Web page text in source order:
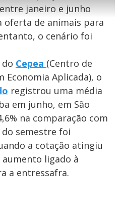
janeiro e junho
oferta de animais para
o cenário foi
Cepea (Centro de
Economia Aplicada), o
registrou uma média
em junho, em São
na comparação com
semestre foi
a cotação atingiu
aumento ligado à
a entressafra.